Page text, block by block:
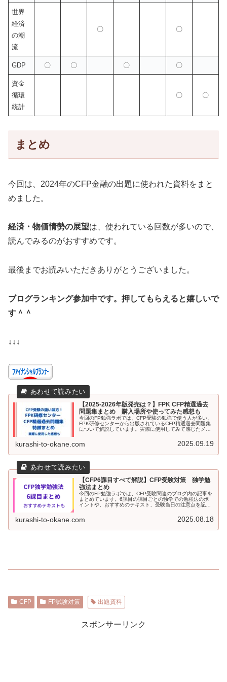
世界
経済
の潮
流
〇 〇
GDP 〇 〇 〇 〇
資金
循環
統計
〇 〇
まとめ
今回は、2024年のCFP金融の出題に使われた資料をまと
めました。
経済・物価情勢の展望は、使われている回数が多いので、
読んでみるのがおすすめです。
最後までお読みいただきありがとうございました。
ブログランキング参加中です。押してもらえると嬉しいで
す＾＾
↓↓↓
【2025-2026年版発売は？】FPK CFP精選過去
問題集まとめ 購入場所や使ってみた感想も
今回のFP勉強ラボでは、CFP受験の勉強で使う人が多い、
FPK研修センターから出版されているCFP精選過去問題集
について解説しています。実際に使用してみて感じたメリ
勉強に使うテキストに迷っている方はぜひ参考にしてくだ
さい。
kurashi-to-okane.com 2025.09.19
【CFP6課目すべて解説】CFP受験対策 独学勉
強法まとめ
今回のFP勉強ラボでは、CFP受験関連のブログ内の記事を
まとめています。6課目の課目ごとの独学での勉強法のポ
イントや、おすすめのテキスト、受験当日の注意点を記載
合わせも。試験前に、ぜひ見直してみてください。
kurashi-to-okane.com 2025.08.18
CFP FP試験対策 出題資料
スポンサーリンク